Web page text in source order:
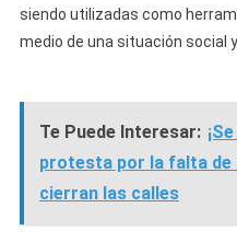
siendo utilizadas como
medio de una situación social
Te Puede Interesar:
protesta por la falta de
cierran las calles